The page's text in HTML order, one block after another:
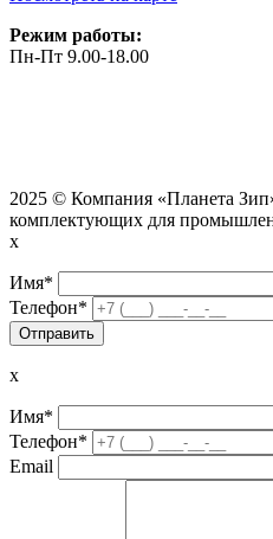
Режим работы:
Пн-Пт 9.00-18.00
2025 © Компания «Планета
комплектующих для
x
Имя*
Телефон*
x
Имя*
Телефон*
Email